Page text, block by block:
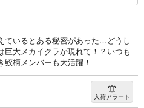
ているとある秘密があった…どうし
大メカイクラが現れて！？いつも
柄メンバーも大活躍！
入荷アラート